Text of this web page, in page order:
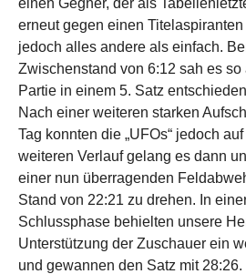
erneut gegen einen
jedoch alles andere als einfach.
Zwischenstand von 6:12 sah es
Partie in einem 5. Satz
Nach einer weiteren starken
Tag konnten die „UFOs“ jedoch
weiteren Verlauf gelang es dann
einer nun überragenden
Stand von 22:21 zu drehen. In
Schlussphase behielten unsere
Unterstützung der Zuschauer ein
und gewannen den Satz mit 28:26.